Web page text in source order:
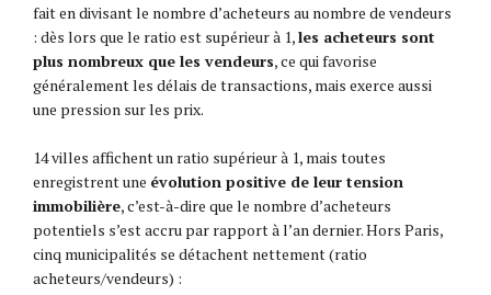
fait en divisant le nombre d’acheteurs au nombre de vendeurs
: dès lors que le ratio est supérieur à 1,les acheteurs sont
plus nombreux que les vendeurs, ce qui favorise
généralement les délais de transactions, mais exerce aussi
une pression sur les prix.
14 villes affichent un ratio supérieur à 1, mais toutes
enregistrent une évolution positive de leur tension
immobilière, c’est-à-dire que le nombre d’acheteurs
potentiels s’est accru par rapport à l’an dernier. Hors Paris,
cinq municipalités se détachent nettement (ratio
acheteurs/vendeurs) :